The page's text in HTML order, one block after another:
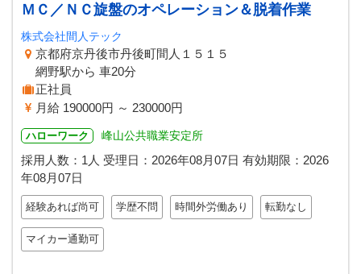
ＭＣ／ＮＣ旋盤のオペレーション＆脱着作業
株式会社間人テック
京都府京丹後市丹後町間人１５１５
網野駅から 車20分
正社員
月給 190000円 ～ 230000円
ハローワーク 峰山公共職業安定所
採用人数：1人 受理日： 2026年08月07日 有効期限： 2026
年08月07日
経験あれば尚可 学歴不問 時間外労働あり 転勤なし
マイカー通勤可